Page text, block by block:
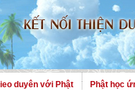
duyên với Phật Phật học